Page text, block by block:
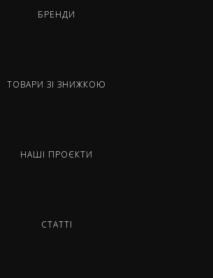
БРЕНДИ
ТОВАРИ ЗІ ЗНИЖКОЮ
НАШІ ПРОЄКТИ
СТАТТІ